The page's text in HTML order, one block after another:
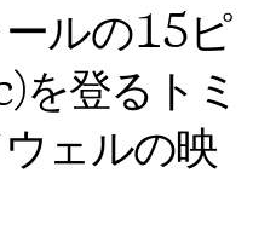
ールの15ピ
を登るトミ
ェルの映